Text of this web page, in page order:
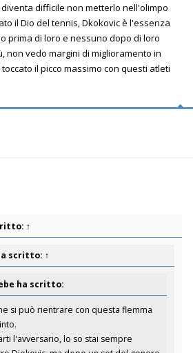
difficile non metterlo nell'olimpo
il Dio del tennis, Dkokovic è l'essenza
prima di loro e nessuno dopo di loro
non vedo margini di miglioramento in
il picco massimo con questi atleti
↑
scritto: ↑
ha scritto:
si può rientrare con questa flemma
l'avversario, lo so stai sempre